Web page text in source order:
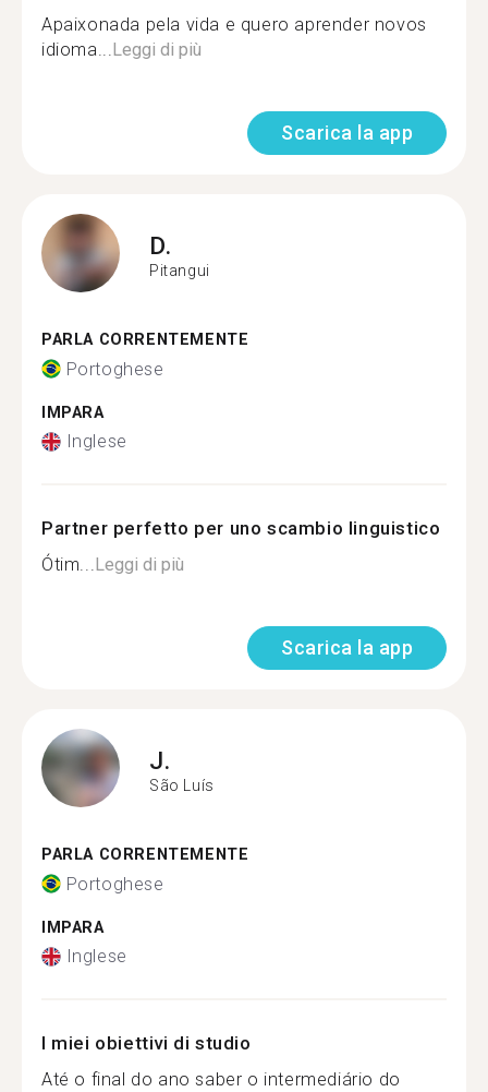
Apaixonada pela vida e quero aprender novos
idioma...Leggi di più
Scarica la app
D.
Pitangui
PARLA CORRENTEMENTE
Portoghese
IMPARA
Inglese
Partner perfetto per uno scambio linguistico
Ótim...Leggi di più
Scarica la app
J.
São Luís
PARLA CORRENTEMENTE
Portoghese
IMPARA
Inglese
I miei obiettivi di studio
Até o final do ano saber o intermediário do